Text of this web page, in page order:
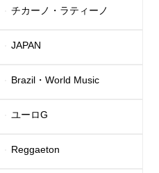
チカーノ・ラティーノ
JAPAN
Brazil・World Music
ユーロG
Reggaeton